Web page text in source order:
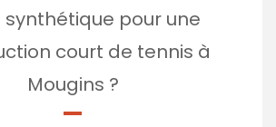
synthétique pour une
court de tennis à
Mougins ?